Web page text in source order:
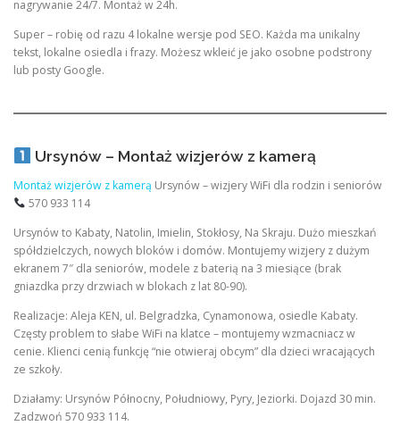
nagrywanie 24/7. Montaż w 24h.
Super – robię od razu 4 lokalne wersje pod SEO. Każda ma unikalny
tekst, lokalne osiedla i frazy. Możesz wkleić je jako osobne podstrony
lub posty Google.
Ursynów – Montaż wizjerów z kamerą
Montaż wizjerów z kamerą Ursynów – wizjery WiFi dla rodzin i seniorów
570 933 114
Ursynów to Kabaty, Natolin, Imielin, Stokłosy, Na Skraju. Dużo mieszkań
spółdzielczych, nowych bloków i domów. Montujemy wizjery z dużym
ekranem 7″ dla seniorów, modele z baterią na 3 miesiące (brak
gniazdka przy drzwiach w blokach z lat 80-90).
Realizacje: Aleja KEN, ul. Belgradzka, Cynamonowa, osiedle Kabaty.
Częsty problem to słabe WiFi na klatce – montujemy wzmacniacz w
cenie. Klienci cenią funkcję “nie otwieraj obcym” dla dzieci wracających
ze szkoły.
Działamy: Ursynów Północny, Południowy, Pyry, Jeziorki. Dojazd 30 min.
Zadzwoń 570 933 114.